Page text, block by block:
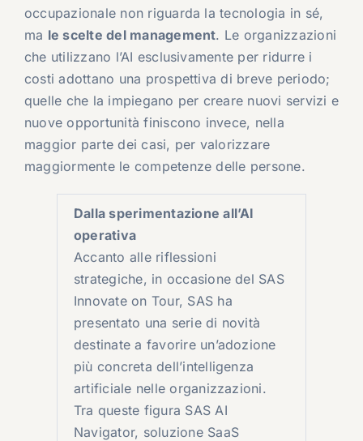
occupazionale non riguarda la tecnologia in sé,
ma le scelte del management. Le organizzazioni
che utilizzano l’AI esclusivamente per ridurre i
costi adottano una prospettiva di breve periodo;
quelle che la impiegano per creare nuovi servizi e
nuove opportunità finiscono invece, nella
maggior parte dei casi, per valorizzare
maggiormente le competenze delle persone.
Dalla sperimentazione all’AI
operativa
Accanto alle riflessioni
strategiche, in occasione del SAS
Innovate on Tour, SAS ha
presentato una serie di novità
destinate a favorire un’adozione
più concreta dell’intelligenza
artificiale nelle organizzazioni.
Tra queste figura SAS AI
Navigator, soluzione SaaS